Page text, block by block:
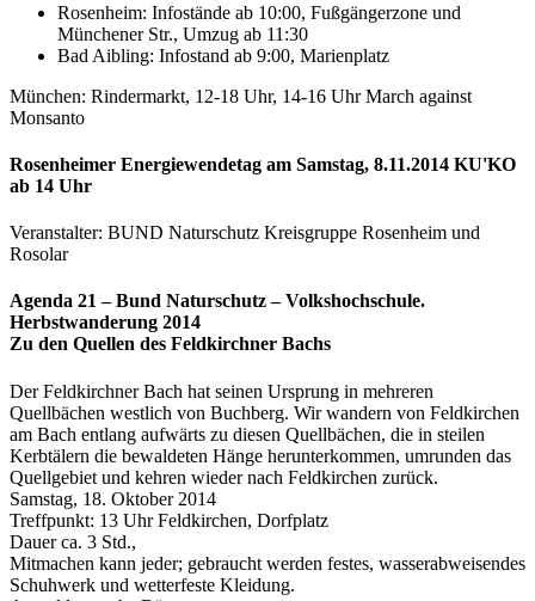
Rosenheim: Infostände ab 10:00, Fußgängerzone und
Münchener Str., Umzug ab 11:30
Bad Aibling: Infostand ab 9:00, Marienplatz
München: Rindermarkt, 12-18 Uhr, 14-16 Uhr March against
Monsanto
Rosenheimer Energiewendetag am Samstag, 8.11.2014 KU'KO
ab 14 Uhr
Veranstalter: BUND Naturschutz Kreisgruppe Rosenheim und
Rosolar
Agenda 21 – Bund Naturschutz – Volkshochschule.
Herbstwanderung 2014
Zu den Quellen des Feldkirchner Bachs
Der Feldkirchner Bach hat seinen Ursprung in mehreren
Quellbächen westlich von Buchberg. Wir wandern von Feldkirchen
am Bach entlang aufwärts zu diesen Quellbächen, die in steilen
Kerbtälern die bewaldeten Hänge herunterkommen, umrunden das
Quellgebiet und kehren wieder nach Feldkirchen zurück.
Samstag, 18. Oktober 2014
Treffpunkt: 13 Uhr Feldkirchen, Dorfplatz
Dauer ca. 3 Std.,
Mitmachen kann jeder; gebraucht werden festes, wasserabweisendes
Schuhwerk und wetterfeste Kleidung.